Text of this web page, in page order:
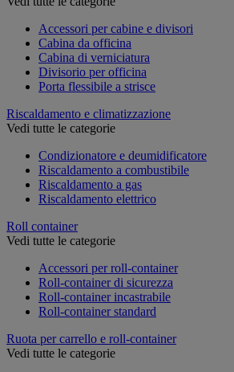
Accessori per cabine e divisori
Cabina da officina
Cabina di verniciatura
Divisorio per officina
Porta flessibile a strisce
Riscaldamento e climatizzazione
Vedi tutte le categorie
Condizionatore e deumidificatore
Riscaldamento a combustibile
Riscaldamento a gas
Riscaldamento elettrico
Roll container
Vedi tutte le categorie
Accessori per roll-container
Roll-container di sicurezza
Roll-container incastrabile
Roll-container standard
Ruota per carrello e roll-container
Vedi tutte le categorie